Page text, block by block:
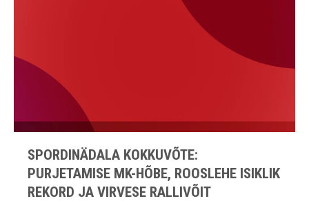
SPORDINÄDALA KOKKUVÕTE:
PURJETAMISE MK-HÕBE, ROOSLEHE ISIKLIK
REKORD JA VIRVESE RALLIVÕIT